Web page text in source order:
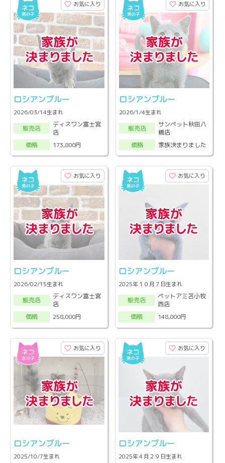
お気に入り
ロシアンブルー
2026/03/14生まれ
販売店
ディスワン富士宮
店
価格
173,800円
お気に入り
ロシアンブルー
2026/1/4生まれ
販売店
サンペット秋田八
橋店
価格
家族決まりました
お気に入り
ロシアンブルー
2026/02/15生まれ
販売店
ディスワン富士宮
店
価格
258,000円
お気に入り
ロシアンブルー
2025年１０月７日生まれ
販売店
ペットアミ苫小牧
西店
価格
148,000円
お気に入り
ロシアンブルー
2025/10/7生まれ
お気に入り
ロシアンブルー
2025年４月２９日生まれ